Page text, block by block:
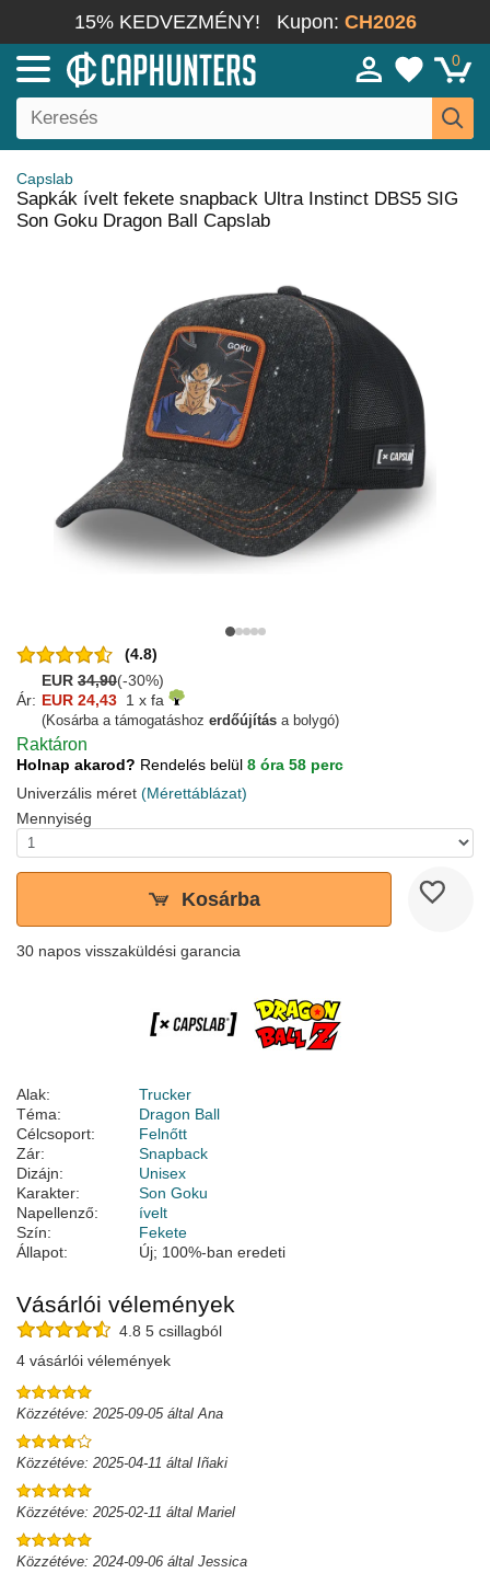
15% KEDVEZMÉNY! Kupon: CH2026
0
Capslab
Sapkák ívelt fekete snapback Ultra Instinct DBS5 SIG
Son Goku Dragon Ball Capslab
(4.8)
EUR 34,90(-30%)
Ár: EUR 24,43 1 x fa
(Kosárba a támogatáshoz erdőújítás a bolygó)
Raktáron
Holnap akarod? Rendelés belül 8 óra 58 perc
Univerzális méret (Mérettáblázat)
Mennyiség
Kosárba
30 napos visszaküldési garancia
Alak:
Trucker
Téma:
Dragon Ball
Célcsoport:
Felnőtt
Zár:
Snapback
Dizájn:
Unisex
Karakter:
Son Goku
Napellenző:
ívelt
Szín:
Fekete
Állapot:
Új; 100%-ban eredeti
Vásárlói vélemények
4.8 5 csillagból
4 vásárlói vélemények
Közzétéve: 2025-09-05 által Ana
Közzétéve: 2025-04-11 által Iñaki
Közzétéve: 2025-02-11 által Mariel
Közzétéve: 2024-09-06 által Jessica